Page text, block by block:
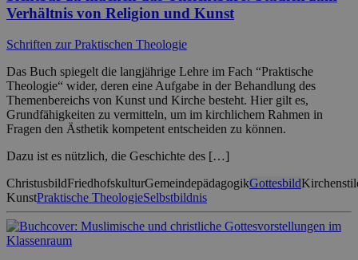
Verhältnis von Religion und Kunst
Schriften zur Praktischen Theologie
Das Buch spiegelt die langjährige Lehre im Fach “Praktische
Theologie“ wider, deren eine Aufgabe in der Behandlung des
Themenbereichs von Kunst und Kirche besteht. Hier gilt es,
Grundfähigkeiten zu vermitteln, um im kirchlichem Rahmen in
Fragen den Ästhetik kompetent entscheiden zu können.
Dazu ist es nützlich, die Geschichte des […]
ChristusbildFriedhofskulturGemeindepädagogikGottesbild
KunstPraktische TheologieSelbstbildnis